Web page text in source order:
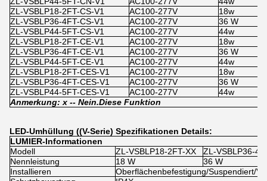
ZL-VSBLP18-2FT-CS-V1
AC100-277V 18w
ZL-VSBLP36-4FT-CS-V1
AC100-277V 36 W
ZL-VSBLP44-5FT-CS-V1
AC100-277V 44w
ZL-VSBLP18-2FT-CE-V1
AC100-277V 18w
ZL-VSBLP36-4FT-CE-V1
AC100-277V 36 W
ZL-VSBLP44-5FT-CE-V1
AC100-277V 44w
ZL-VSBLP18-2FT-CES-V1
AC100-277V 18w
ZL-VSBLP36-4FT-CES-V1
AC100-277V 36 W
ZL-VSBLP44-5FT-CES-V1
AC100-277V 44w
Anmerkung: x -- Nein.Diese Funktion
LED-Umhüllung ((V-Serie) Spezifikationen Details:
LUMIER-Informationen
Modell
ZL-VSBLP18-2FT-XX
ZL-VSBLP36-
Nennleistung
18 W
36 W
Installieren
Oberflächenbefestigung/Suspendiert/